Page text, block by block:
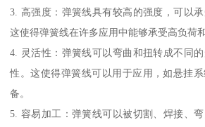
3. 高强度：弹簧线具有较高的强度，可以承
这使得弹簧线在许多应用中能够承受高负荷和
4. 灵活性：弹簧线可以弯曲和扭转成不同
性。这使得弹簧线可以用于应用，如悬挂
备。
5. 容易加工：弹簧线可以被切割、焊接、